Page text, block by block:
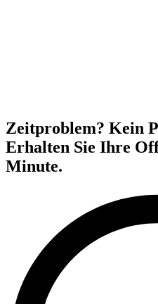
Zeitproblem? Kein
Erhalten Sie Ihre
Minute.